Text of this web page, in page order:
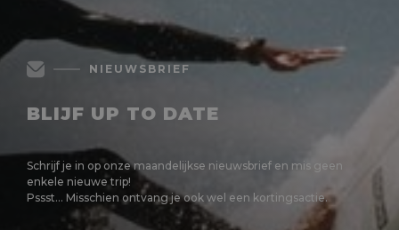
NIEUWSBRIEF
BLIJF UP TO DATE
Schrijf je in op onze maandelijkse nieuwsbrief en mis geen
enkele nieuwe trip!
Pssst... Misschien ontvang je ook wel een kortingsactie.